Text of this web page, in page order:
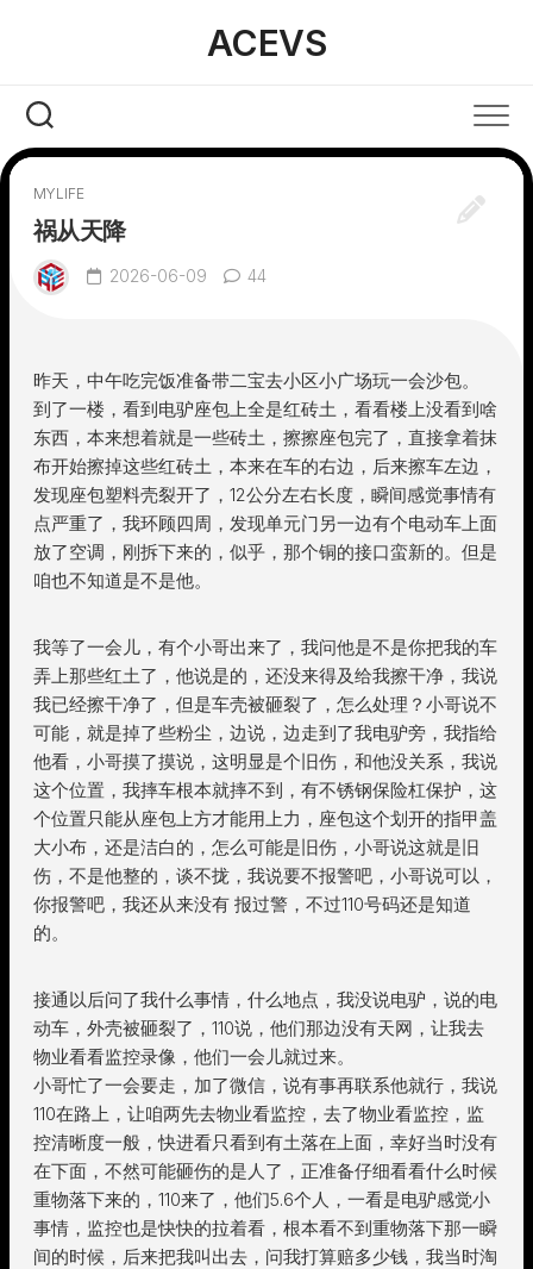
ACEVS
MYLIFE
祸从天降
2026-06-09 44
昨天，中午吃完饭准备带二宝去小区小广场玩一会沙包。
到了一楼，看到电驴座包上全是红砖土，看看楼上没看到啥
东西，本来想着就是一些砖土，擦擦座包完了，直接拿着抹
布开始擦掉这些红砖土，本来在车的右边，后来擦车左边，
发现座包塑料壳裂开了，12公分左右长度，瞬间感觉事情有
点严重了，我环顾四周，发现单元门另一边有个电动车上面
放了空调，刚拆下来的，似乎，那个铜的接口蛮新的。但是
咱也不知道是不是他。
我等了一会儿，有个小哥出来了，我问他是不是你把我的车
弄上那些红土了，他说是的，还没来得及给我擦干净，我说
我已经擦干净了，但是车壳被砸裂了，怎么处理？小哥说不
可能，就是掉了些粉尘，边说，边走到了我电驴旁，我指给
他看，小哥摸了摸说，这明显是个旧伤，和他没关系，我说
这个位置，我摔车根本就摔不到，有不锈钢保险杠保护，这
个位置只能从座包上方才能用上力，座包这个划开的指甲盖
大小布，还是洁白的，怎么可能是旧伤，小哥说这就是旧
伤，不是他整的，谈不拢，我说要不报警吧，小哥说可以，
你报警吧，我还从来没有 报过警，不过110号码还是知道
的。
接通以后问了我什么事情，什么地点，我没说电驴，说的电
动车，外壳被砸裂了，110说，他们那边没有天网，让我去
物业看看监控录像，他们一会儿就过来。
小哥忙了一会要走，加了微信，说有事再联系他就行，我说
110在路上，让咱两先去物业看监控，去了物业看监控，监
控清晰度一般，快进看只看到有土落在上面，幸好当时没有
在下面，不然可能砸伤的是人了，正准备仔细看看什么时候
重物落下来的，110来了，他们5.6个人，一看是电驴感觉小
事情，监控也是快快的拉着看，根本看不到重物落下那一瞬
间的时候，后来把我叫出去，问我打算赔多少钱，我当时淘